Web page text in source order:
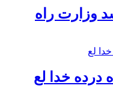
وزارت راه
درده خدا لع